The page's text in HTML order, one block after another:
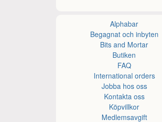
Alphabar
Begagnat och inbyten
Bits and Mortar
Butiken
FAQ
International orders
Jobba hos oss
Kontakta oss
Köpvillkor
Medlemsavgift